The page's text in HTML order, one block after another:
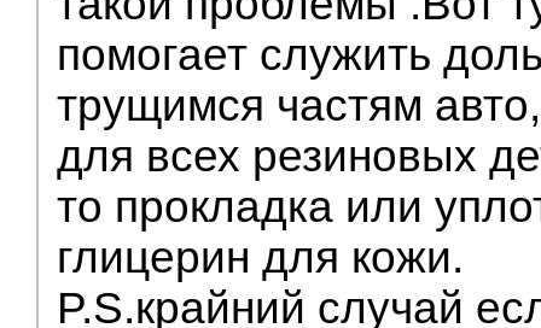
помогает служить
трущимся частям
для всех резиновых
то прокладка или
глицерин для кожи.
P.S.крайний случай